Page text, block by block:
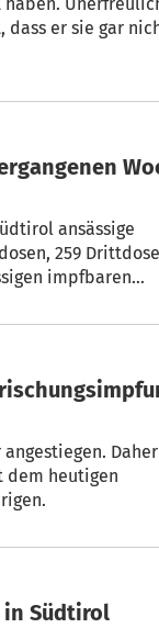
dass er sie gar
ansässige
259
impfbaren
dem heutigen
in Südtirol